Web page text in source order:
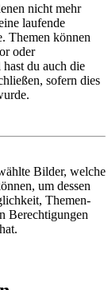
nicht mehr
laufende
Themen können
oder
du auch die
sofern dies
Bilder, welche
um dessen
Themen-
Berechtigungen